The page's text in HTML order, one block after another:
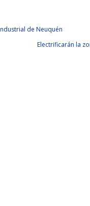
de Neuquén
Electrificarán la